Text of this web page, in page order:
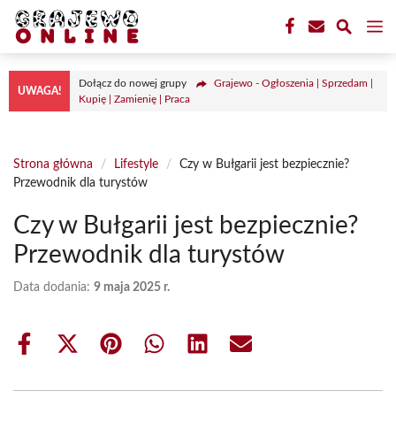
Przejdź
treści
UWAGA!
Dołącz do nowej grupy
Grajewo - Ogłoszenia | Sprzedam |
Kupię | Zamienię | Praca
Strona główna / Lifestyle /
Czy w Bułgarii jest bezpiecznie?
Przewodnik dla turystów
Czy w Bułgarii jest bezpiecznie?
Przewodnik dla turystów
Data dodania: 9 maja 2025 r.
Share
Share
(Twitter)
Share Share Share Share